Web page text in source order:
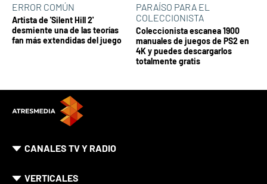
ERROR COMÚN
Artista de 'Silent Hill 2'
desmiente una de las teorías
fan más extendidas del juego
PARAÍSO PARA EL
COLECCIONISTA
Coleccionista escanea 1900
manuales de juegos de PS2 en
4K y puedes descargarlos
totalmente gratis
CANALES TV Y RADIO
VERTICALES